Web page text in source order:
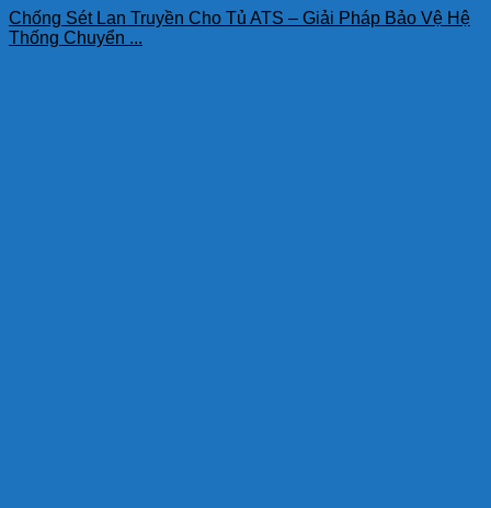
Chống Sét Lan Truyền Cho Tủ ATS – Giải Pháp Bảo Vệ Hệ
Thống Chuyển ...